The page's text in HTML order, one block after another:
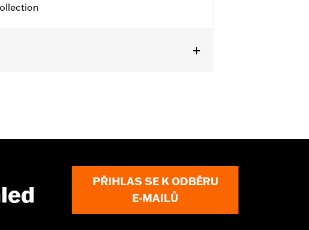
PŘIHLAS SE K ODBĚRU
E-MAILŮ